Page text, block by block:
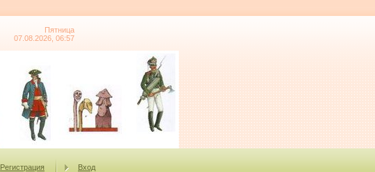
Пятница
07.08.2026, 06:57
Регистрация Вход